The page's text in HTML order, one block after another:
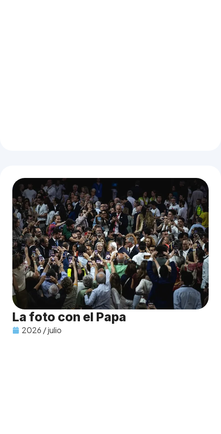
La foto con el Papa
2026 / julio